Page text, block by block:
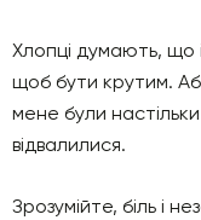
Хлопці думають, що
щоб бути крутим.
мене були
відвалилися.
Зрозумійте, біль і